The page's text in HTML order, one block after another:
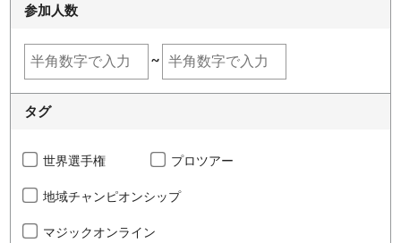
参加人数
~
タグ
世界選手権 プロツアー
地域チャンピオンシップ
マジックオンライン